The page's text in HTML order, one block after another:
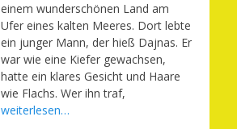
einem wunderschönen Land am
Ufer eines kalten Meeres. Dort lebte
ein junger Mann, der hieß Dajnas. Er
war wie eine Kiefer gewachsen,
hatte ein klares Gesicht und Haare
wie Flachs. Wer ihn traf,
weiterlesen…